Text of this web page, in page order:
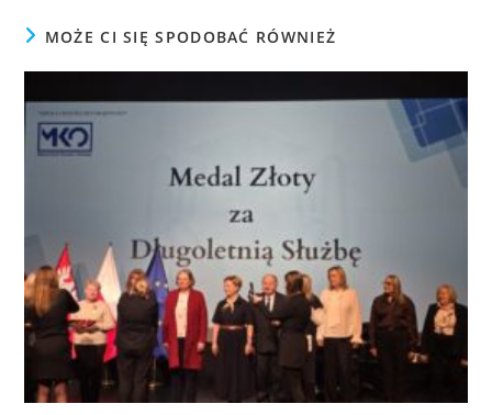
MOŻE CI SIĘ SPODOBAĆ RÓWNIEŻ